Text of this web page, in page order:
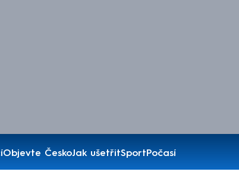
Objevte ČeskoJak ušetřitSportPočasí